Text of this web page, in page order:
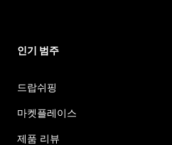
인기 범주
드랍쉬핑
마켓플레이스
제품 리뷰